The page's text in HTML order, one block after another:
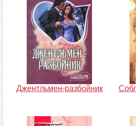
Джентльмен-разбойник